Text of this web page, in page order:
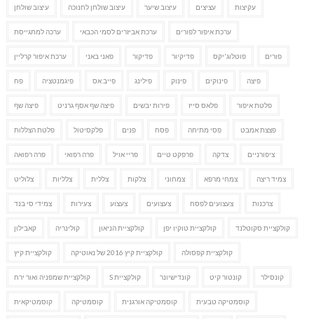
עיצוב שולחן עיצוב שולחן לחנוכה עיצוב שיער עציצים עקיצות
ערכה למתגייסת ערכת אביזרים לסמי הכבאי ערכת איפור לפורים
ערכת איפור קרליין פאני באני פדיקור פדיקיור פוטלוג'יקס פורים
פח פיגמנטציה פייב אס פילינג פינוק פינוקים פיצה
פיצה שף פיצה שף אסף גרניט פירות יבשים פלאס סייז פלטת איפור
פלטת הצללות פלקסיטול פנים פסח פסי מתיחה פצצת אמבט
פרה רפואה פרה רפואי פריי אויל פרפקט טיים צדקה ציפורניים
צלוליט צלליות צללית צלקות צמחוני צמחי מרפא צמיד ריצה
צמידי סי בנד צעירות צעצוע צעצועים צעצועים לפסח צרכנות
קאבילון קולינריה קולקציית הניאון קולקציית טוקיו יפן קולקציית סקוטלנד
קולקציית קיץ קולקציית קיץ 2016 של נאוטיקה קולקציית קפסולה
קולקציית שמפניה ואור ירח קולקציית S קונדישיונר קונטור קיט קונסילר
קוסמטיקאית קוסמטיקה קוסמטיקה אורגנית קוסמטיקה טבעית